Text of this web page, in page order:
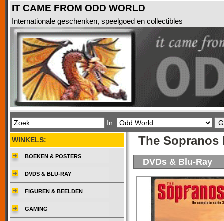
IT CAME FROM ODD WORLD
Internationale geschenken, speelgoed en collectibles
In:
The Sopranos
DVDs & Blu-Ray
WINKELS:
BOEKEN & POSTERS
DVDS & BLU-RAY
FIGUREN & BEELDEN
GAMING